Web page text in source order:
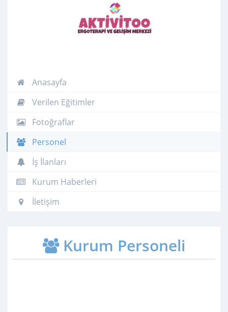
Anasayfa
Verilen Eğitimler
Fotoğraflar
Personel
İş İlanları
Kurum Haberleri
İletişim
Kurum Personeli